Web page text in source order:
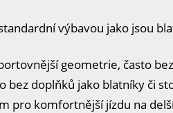
výbavou jako jsou
geometrie, často
bez doplňků jako blatníky či
pro komfortnější jízdu na